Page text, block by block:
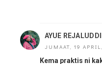
AYUE
JUMAAT, 19
Kema praktis ni